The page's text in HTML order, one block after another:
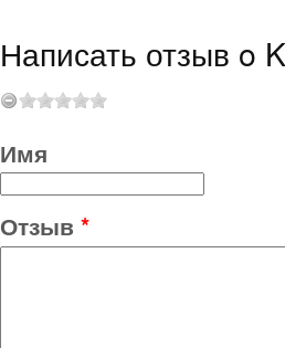
Написать отзыв o
Имя
Отзыв *